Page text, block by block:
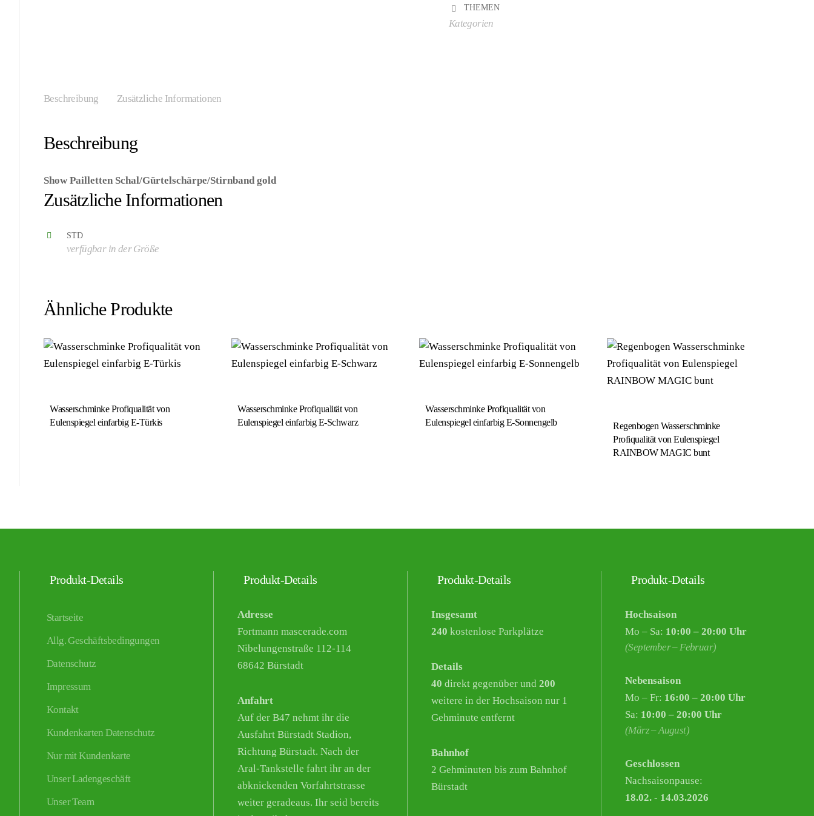
THEMEN
Kategorien
Beschreibung Zusätzliche Informationen
Beschreibung
Show Pailletten Schal/Gürtelschärpe/Stirnband gold
Zusätzliche Informationen
STD
verfügbar in der Größe
Ähnliche Produkte
Wasserschminke Profiqualität von
Eulenspiegel einfarbig E-Türkis
Wasserschminke Profiqualität von
Eulenspiegel einfarbig E-Schwarz
Wasserschminke Profiqualität von
Eulenspiegel einfarbig E-Sonnengelb
Regenbogen Wasserschminke
Profiqualität von Eulenspiegel
RAINBOW MAGIC bunt
Produkt-Details
Startseite
Allg. Geschäftsbedingungen
Datenschutz
Impressum
Kontakt
Kundenkarten Datenschutz
Nur mit Kundenkarte
Unser Ladengeschäft
Unser Team
Produkt-Details
Adresse
Fortmann mascerade.com
Nibelungenstraße 112-114
68642 Bürstadt
Anfahrt
Auf der B47 nehmt ihr die
Ausfahrt Bürstadt Stadion,
Richtung Bürstadt. Nach der
Aral-Tankstelle fahrt ihr an der
abknickenden Vorfahrtstrasse
weiter geradeaus. Ihr seid bereits
Produkt-Details
Insgesamt
240 kostenlose Parkplätze
Details
40 direkt gegenüber und 200
weitere in der Hochsaison nur 1
Gehminute entfernt
Bahnhof
2 Gehminuten bis zum Bahnhof
Bürstadt
Produkt-Details
Hochsaison
Mo – Sa: 10:00 – 20:00 Uhr
(September – Februar)
Nebensaison
Mo – Fr: 16:00 – 20:00 Uhr
Sa: 10:00 – 20:00 Uhr
(März – August)
Geschlossen
Nachsaisonpause:
18.02. - 14.03.2026